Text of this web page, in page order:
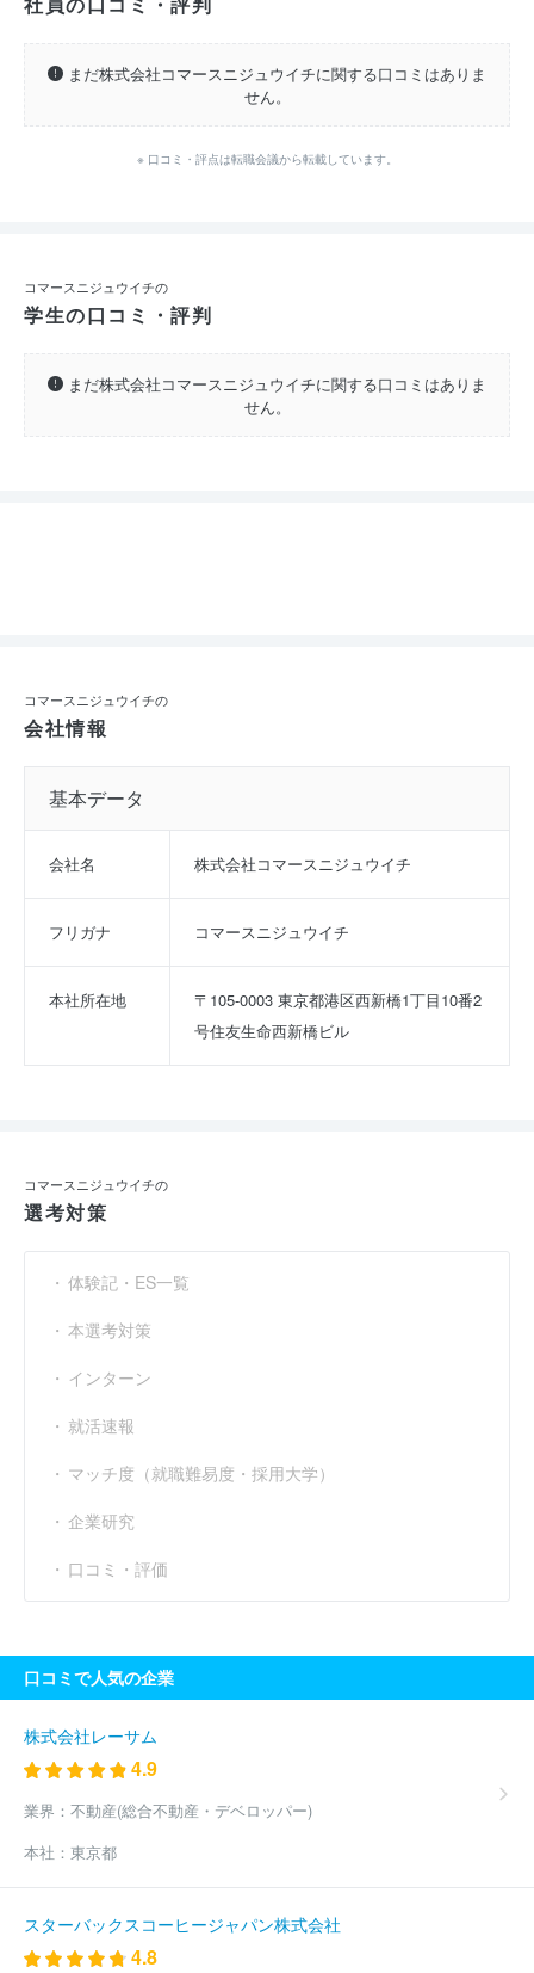
まだ株式会社コマースニジュウイチに関する口コミはありま
せん。
※ 口コミ・評点は転職会議から転載しています。
コマースニジュウイチの
学生の口コミ・評判
まだ株式会社コマースニジュウイチに関する口コミはありま
せん。
コマースニジュウイチの
会社情報
基本データ
会社名 株式会社コマースニジュウイチ
フリガナ コマースニジュウイチ
本社所在地
〒105-0003 東京都港区西新橋1丁目10番2
号住友生命西新橋ビル
コマースニジュウイチの
選考対策
体験記・ES一覧
本選考対策
インターン
就活速報
マッチ度（就職難易度・採用大学）
企業研究
口コミ・評価
口コミで人気の企業
株式会社レーサム
4.9
業界： 不動産(総合不動産・デベロッパー)
本社： 東京都
スターバックスコーヒージャパン株式会社
4.8